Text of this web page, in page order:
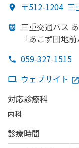
〒512-1204 三
三重交通バス
「あこず団地
059-327-1515
ウェブサイト
対応診療科
内科
診療時間